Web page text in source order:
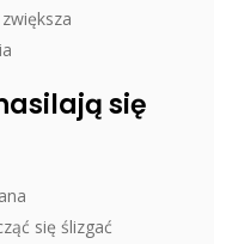
się
się ślizgać